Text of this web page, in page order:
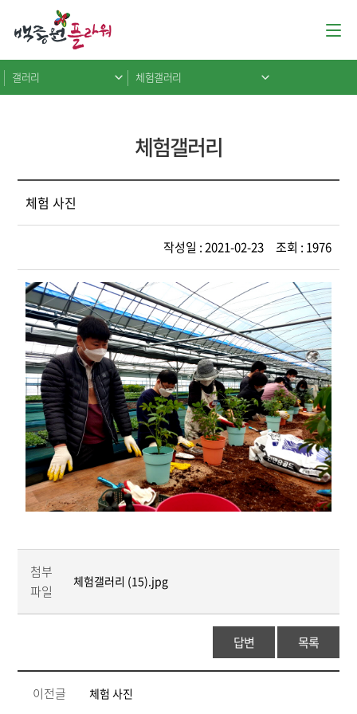
갤러리 체험갤러리
체험갤러리
체험 사진
작성일 : 2021-02-23 조회 : 1976
첨부
파일
체험갤러리 (15).jpg
답변 목록
이전글 체험 사진